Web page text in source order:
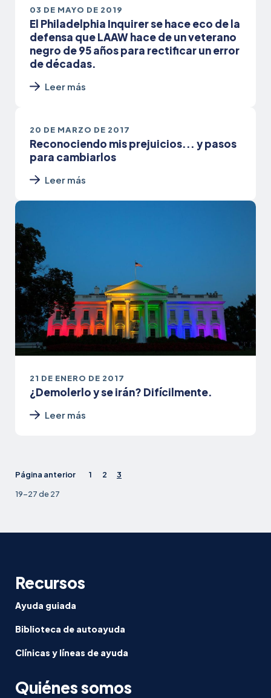
03 DE MAYO DE 2019
El Philadelphia Inquirer se hace eco de la
defensa que LAAW hace de un veterano
negro de 95 años para rectificar un error
de décadas.
Leer más
20 DE MARZO DE 2017
Reconociendo mis prejuicios... y pasos
para cambiarlos
Leer más
21 DE ENERO DE 2017
¿Demolerlo y se irán? Difícilmente.
Leer más
Página anterior 1 2
3
19-27 de 27
Recursos
Ayuda guiada
Biblioteca de autoayuda
Clínicas y líneas de ayuda
Quiénes somos